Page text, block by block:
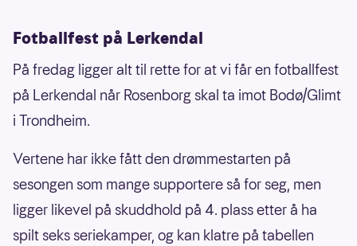
Fotballfest på Lerkendal
På fredag ligger alt til rette for at vi får en fotballfest
på Lerkendal når Rosenborg skal ta imot Bodø/Glimt
i Trondheim.
Vertene har ikke fått den drømmestarten på
sesongen som mange supportere så for seg, men
ligger likevel på skuddhold på 4. plass etter å ha
spilt seks seriekamper, og kan klatre på tabellen